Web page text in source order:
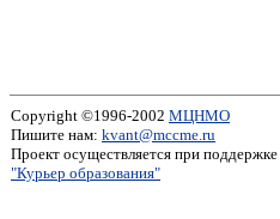
Copyright ©1996-2002 МЦНМО
Пишите нам: kvant@mccme.ru
Проект осуществляется при поддержке
"Курьер образования"